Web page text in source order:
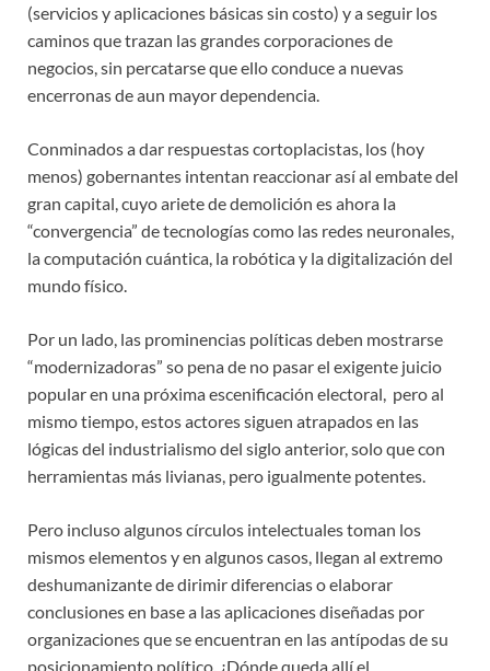
(servicios y aplicaciones básicas sin costo) y a seguir los
caminos que trazan las grandes corporaciones de
negocios, sin percatarse que ello conduce a nuevas
encerronas de aun mayor dependencia.
Conminados a dar respuestas cortoplacistas, los (hoy
menos) gobernantes intentan reaccionar así al embate del
gran capital, cuyo ariete de demolición es ahora la
“convergencia” de tecnologías como las redes neuronales,
la computación cuántica, la robótica y la digitalización del
mundo físico.
Por un lado, las prominencias políticas deben mostrarse
“modernizadoras” so pena de no pasar el exigente juicio
popular en una próxima escenificación electoral, pero al
mismo tiempo, estos actores siguen atrapados en las
lógicas del industrialismo del siglo anterior, solo que con
herramientas más livianas, pero igualmente potentes.
Pero incluso algunos círculos intelectuales toman los
mismos elementos y en algunos casos, llegan al extremo
deshumanizante de dirimir diferencias o elaborar
conclusiones en base a las aplicaciones diseñadas por
organizaciones que se encuentran en las antípodas de su
posicionamiento político. ¿Dónde queda allí el